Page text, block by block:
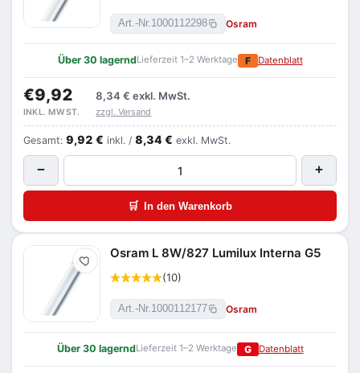
Art.-Nr.1000112298 Osram
Über 30 lagerndLieferzeit 1–2 Werktage F Datenblatt
€9,92 8,34 € exkl. MwSt.
INKL. MWST. zzgl. Versand
Gesamt: 9,92 € inkl. / 8,34 € exkl. MwSt.
− +
🛒 In den Warenkorb
Merken
Osram L 8W/827 Lumilux Interna G5
(10)
Art.-Nr.1000112177 Osram
Über 30 lagerndLieferzeit 1–2 Werktage G Datenblatt